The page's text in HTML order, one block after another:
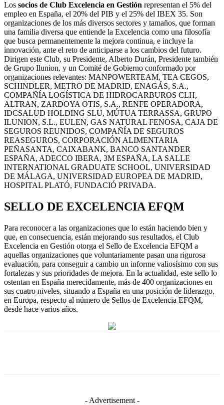
Los socios de Club Excelencia en Gestión representan el 5% del
empleo en España, el 20% del PIB y el 25% del IBEX 35. Son
organizaciones de los más diversos sectores y tamaños, que forman
una familia diversa que entiende la Excelencia como una filosofía
que busca permanentemente la mejora continua, e incluye la
innovación, ante el reto de anticiparse a los cambios del futuro.
Dirigen este Club, su Presidente, Alberto Durán, Presidente también
de Grupo Ilunion, y un Comité de Gobierno conformado por
organizaciones relevantes: MANPOWERTEAM, TEA CEGOS,
SCHINDLER, METRO DE MADRID, ENAGÁS, S.A.,
COMPAÑÍA LOGÍSTICA DE HIDROCARBUROS CLH,
ALTRAN, ZARDOYA OTIS, S.A., RENFE OPERADORA,
IDCSALUD HOLDING SLU, MÚTUA TERRASSA, GRUPO
ILUNION, S.L., EULEN, GAS NATURAL FENOSA, CAJA DE
SEGUROS REUNIDOS, COMPAÑÍA DE SEGUROS
REASEGUROS, CORPORACIÓN ALIMENTARIA
PEÑASANTA, CAIXABANK, BANCO SANTANDER
ESPAÑA, ADECCO IBERA, 3M ESPAÑA, LA SALLE
INTERNATIONAL GRADUATE SCHOOL, UNIVERSIDAD
DE MÁLAGA, UNIVERSIDAD EUROPEA DE MADRID,
HOSPITAL PLATÓ, FUNDACIÓ PRIVADA.
SELLO DE EXCELENCIA EFQM
Para reconocer a las organizaciones que lo están haciendo bien y
que, en consecuencia, están mejorando sus resultados, el Club
Excelencia en Gestión otorga el Sello de Excelencia EFQM a
aquellas organizaciones que voluntariamente pasan una rigurosa
evaluación, para conseguir a cambio un informe valiosísimo con sus
fortalezas y sus prioridades de mejora. En la actualidad, este sello lo
ostentan en España merecidamente, más de 400 organizaciones en
sus cuatro niveles, situando a España en una posición de liderazgo,
en Europa, respecto al número de Sellos de Excelencia EFQM,
desde hace varios años.
- Advertisement -